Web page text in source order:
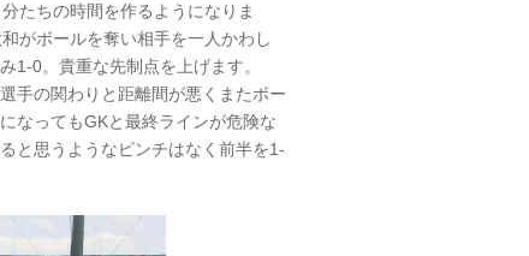
たちの時間を作るようになりま
がボールを奪い相手を一人かわし
1-0。貴重な先制点を上げます。
手の関わりと距離間が悪くまたボー
なってもGKと最終ラインが危険な
と思うようなピンチはなく前半を1-